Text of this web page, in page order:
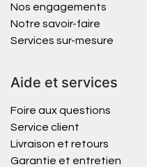
Nos engagements
Notre savoir-faire
Services sur-mesure
Aide et services
Foire aux questions
Service client
Livraison et retours
Garantie et entretien